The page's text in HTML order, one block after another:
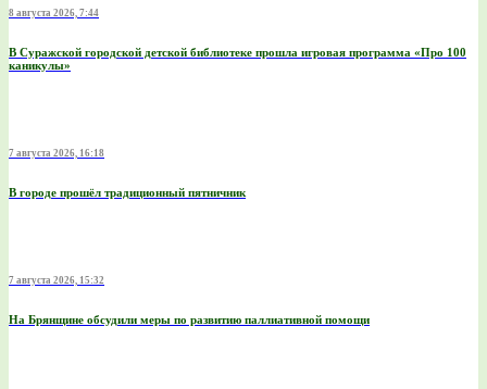
8 августа 2026, 7:44
В Суражской городской детской библиотеке прошла игровая программа «Про 100
каникулы»
7 августа 2026, 16:18
В городе прошёл традиционный пятничник
7 августа 2026, 15:32
На Брянщине обсудили меры по развитию паллиативной помощи